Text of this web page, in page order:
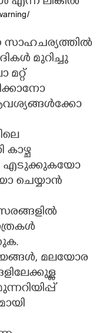
സാഹചര്യത്തിൽ
മുറിച്ചു
മറ്റ്
എടുക്കുകയോ
ചെയ്യാൻ
മലയോര